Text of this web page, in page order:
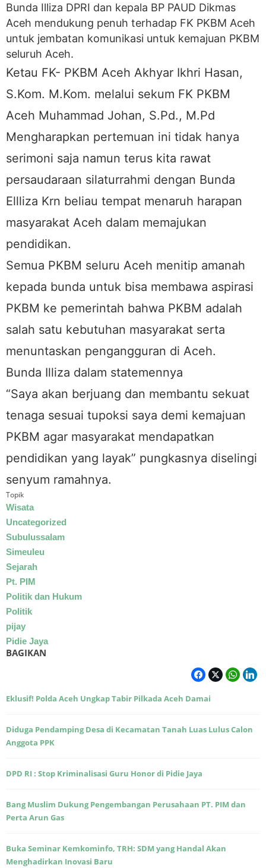
Bunda Illiza DPRI dan kepala BP PAUD Dikmas
Aceh mendukung penuh terhadap FK PKBM Aceh
untuk jembatan komunikasi untuk kemajuan PKBM
seluruh Aceh.
Ketau FK- PKBM Aceh Akhyar Ikhri Hasan,
S.Kom. M.Kom. melalui sekum FK PKBM
Aceh Muhammad Johan, S.Pd., M.Pd
Mengharapkan pertemuan ini tidak hanya
serimoni saja namun terus kita rawat
persaudaraan silaturrahmi dengan Bunda
Ellliza Krn beliau tempat menaruh harapan
masyarakat Aceh dalam memajukan
pendidikan.
Semua PKBM seluru Aceh menitip amanah
kepada bunda untuk bisa membawa aspirasi
PKBM ke pemerintah bahwa PKBM adalah
salah satu kebutuhan masyarakat serta
menuntaskan pengangguran di Aceh.
Bunda Illiza dalam statemennya
“Saya akan berjuang dan membantu sekuat
tenaga sesuai tupoksi saya demi kemajuan
PKBM agar masyarakat mendapatkan
pendidikan yang layak” pungkasnya diselingi
senyum ramahnya.
Topik
Wisata
Uncategorized
Subulussalam
Simeuleu
Sejarah
Pt. PIM
Politik dan Hukum
Politik
pijay
Pidie Jaya
BAGIKAN
Eklusif! Polda Aceh Ungkap Tabir Pilkada Aceh Damai
Diduga Pendamping Desa di Kecamatan Tanah Luas Lulus Calon
Anggota PPK
DPD RI : Stop Kriminalisasi Guru Honor di Pidie Jaya
Bang Muslim Dukung Pengembangan Perusahaan PT. PIM dan
Perta Arun Gas
Buka Seminar Kemkominfo, TRH: SDM yang Handal Akan
Menghadirkan Inovasi Baru